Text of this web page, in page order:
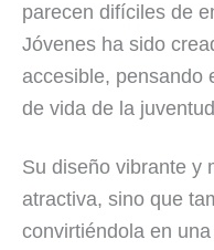
parecen difíciles de
Jóvenes ha sido
accesible, pensando
de vida de la
Su diseño vibrante y
atractiva, sino que
convirtiéndola en